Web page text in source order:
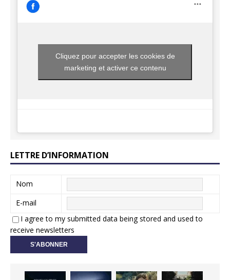
Cliquez pour accepter les cookies de
marketing et activer ce contenu
LETTRE D’INFORMATION
Nom
E-mail
I agree to my submitted data being stored and used to
receive newsletters